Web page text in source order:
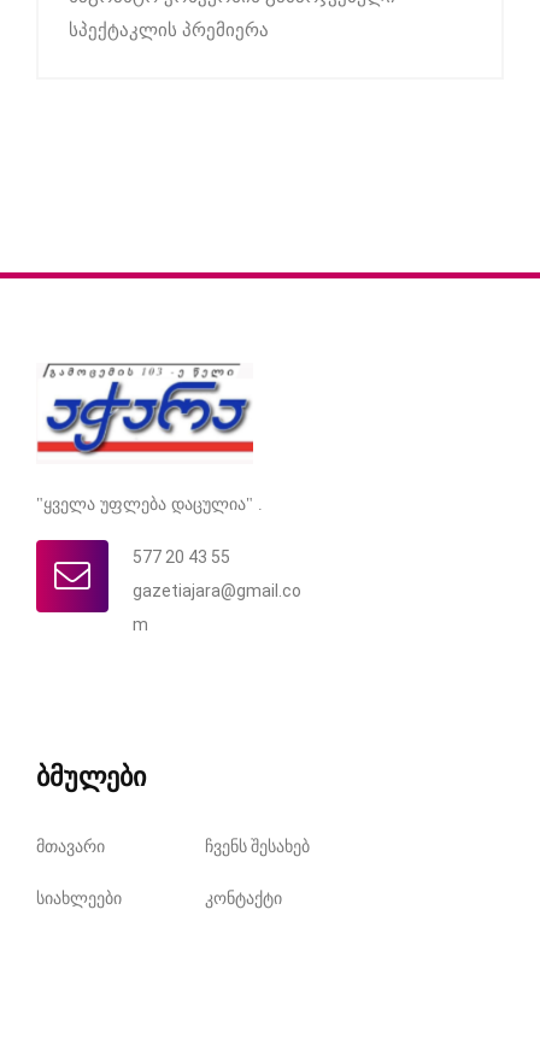
სპექტაკლის პრემიერა
"ყველა უფლება დაცულია" .
577 20 43 55
gazetiajara@gmail.co
m
ბმულები
მთავარი ჩვენს შესახებ
სიახლეები კონტაქტი